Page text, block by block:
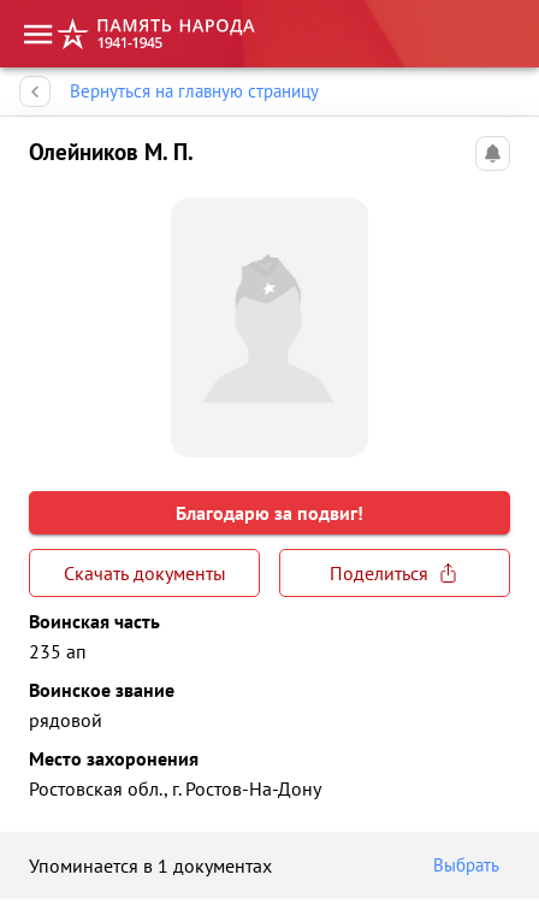
Вернуться на главную страницу
Олейников М. П.
Благодарю за подвиг!
Скачать документы
Поделиться
Воинская часть
235 ап
Воинское звание
рядовой
Место захоронения
Ростовская обл., г. Ростов-На-Дону
Упоминается в 1 документах Выбрать
Память народа